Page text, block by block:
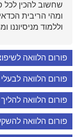
שחשוב להכין לכל
ומהי הריבית
וללמוד מניסיוננו
פורום הלוואה
פורום הלוואה
פורום הלוואה להליך
פורום הלוואה